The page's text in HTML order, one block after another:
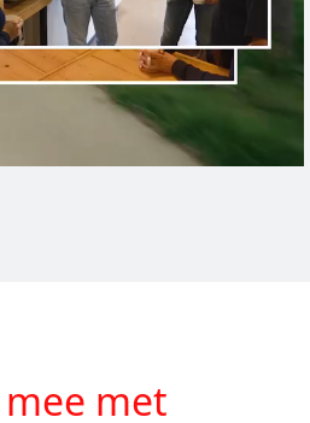
mee met